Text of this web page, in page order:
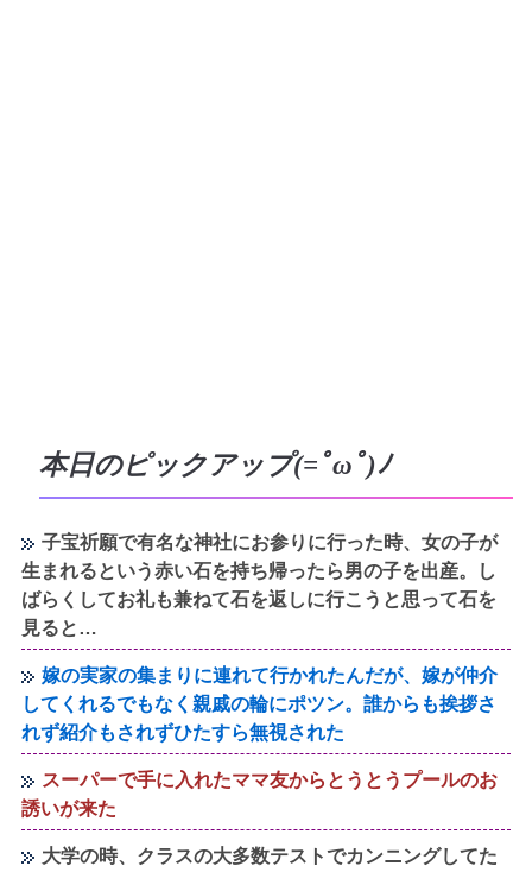
本日のピックアップ(=ﾟωﾟ)ﾉ
子宝祈願で有名な神社にお参りに行った時、女の子が
生まれるという赤い石を持ち帰ったら男の子を出産。し
ばらくしてお礼も兼ねて石を返しに行こうと思って石を
見ると…
嫁の実家の集まりに連れて行かれたんだが、嫁が仲介
してくれるでもなく親戚の輪にポツン。誰からも挨拶さ
れず紹介もされずひたすら無視された
スーパーで手に入れたママ友からとうとうプールのお
誘いが来た
大学の時、クラスの大多数テストでカンニングしてた